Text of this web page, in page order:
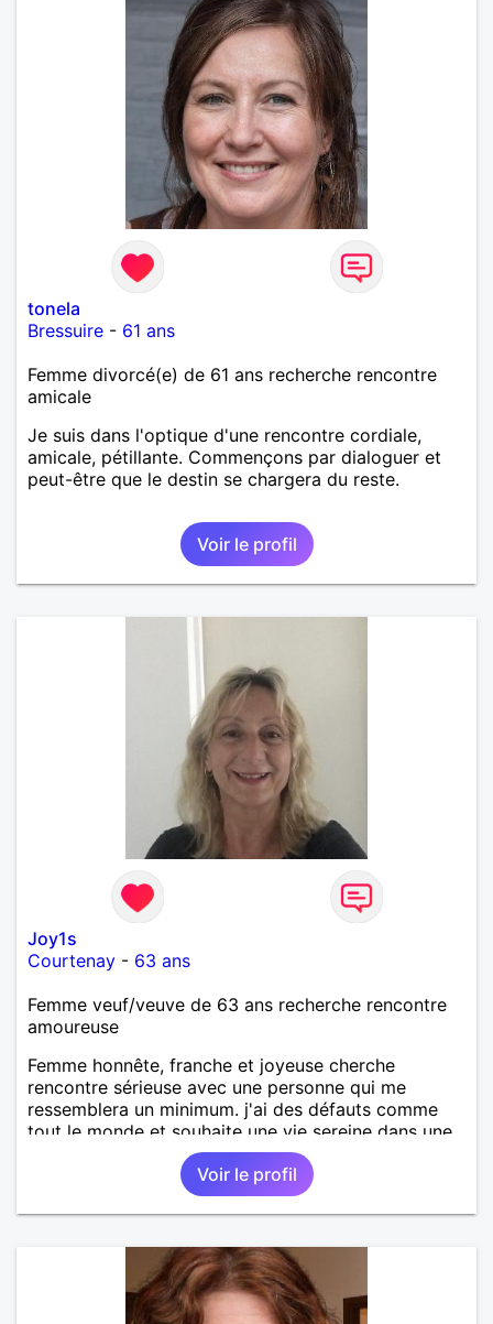
tonela
Bressuire - 61 ans
Femme divorcé(e) de 61 ans recherche rencontre
amicale
Je suis dans l'optique d'une rencontre cordiale,
amicale, pétillante. Commençons par dialoguer et
peut-être que le destin se chargera du reste.
Voir le profil
Joy1s
Courtenay - 63 ans
Femme veuf/veuve de 63 ans recherche rencontre
amoureuse
Femme honnête, franche et joyeuse cherche
rencontre sérieuse avec une personne qui me
ressemblera un minimum. j'ai des défauts comme
tout le monde et souhaite une vie sereine dans une
relation sur du long terme.
Voir le profil